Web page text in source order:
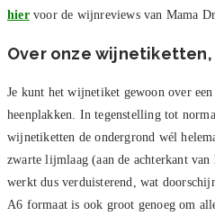
hiervoor de wijnreviews van Mama
Over onze wijnetiketten,
Je kunt het wijnetiket gewoon over
heenplakken. In tegenstelling tot
wijnetiketten de ondergrond wél
zwarte lijmlaag (aan de achterkant
werkt dus verduisterend, wat
A6 formaat is ook groot genoeg om